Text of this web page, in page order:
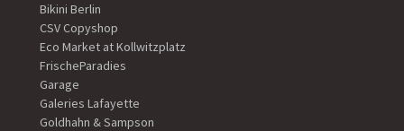
Bikini Berlin
CSV Copyshop
Eco Market at Kollwitzplatz
FrischeParadies
Garage
Galeries Lafayette
Goldhahn & Sampson